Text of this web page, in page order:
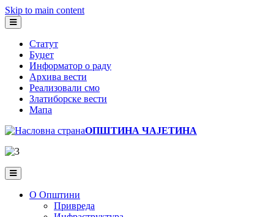
Skip to main content
Статут
Буџет
Информатор о раду
Архива вести
Реализовали смо
Златиборске вести
Мапа
ОПШТИНА ЧАЈЕТИНА
О Општини
Привреда